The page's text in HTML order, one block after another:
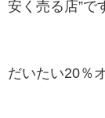
安 く 売る 店”で
だいたい20％